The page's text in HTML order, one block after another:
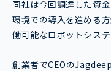
同社は今回調達した資
環境での導入を進める
働可能なロボットシス
創業者でCEOの